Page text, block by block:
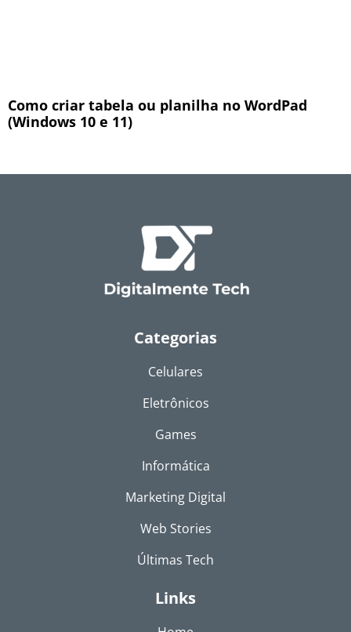
Como criar tabela ou planilha no WordPad
(Windows 10 e 11)
Categorias
Celulares
Eletrônicos
Games
Informática
Marketing Digital
Web Stories
Últimas Tech
Links